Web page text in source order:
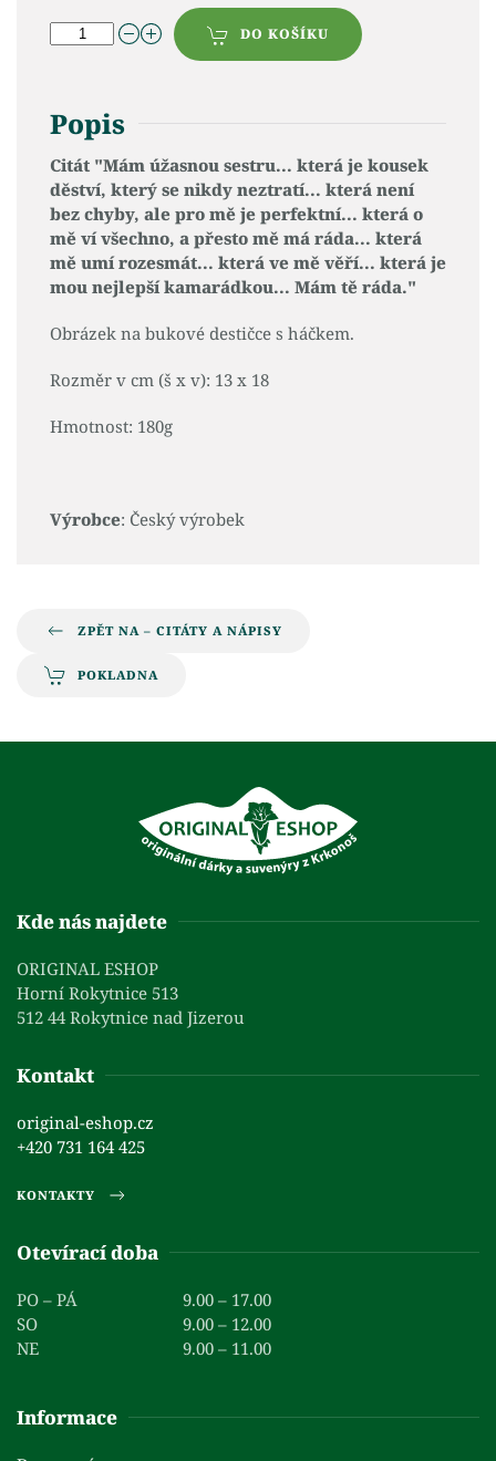
DO KOŠÍKU
Popis
Citát "Mám úžasnou sestru... která je kousek
děství, který se nikdy neztratí... která není
bez chyby, ale pro mě je perfektní... která o
mě ví všechno, a přesto mě má ráda... která
mě umí rozesmát... která ve mě věří... která je
mou nejlepší kamarádkou... Mám tě ráda."
Obrázek na bukové destičce s háčkem.
Rozměr v cm (š x v): 13 x 18
Hmotnost: 180g
Výrobce: Český výrobek
ZPĚT NA – CITÁTY A NÁPISY
POKLADNA
Kde nás najdete
ORIGINAL ESHOP
Horní Rokytnice 513
512 44 Rokytnice nad Jizerou
Kontakt
original-eshop.cz
+420 731 164 425
KONTAKTY
Otevírací doba
PO – PÁ
9.00 – 17.00
SO
9.00 – 12.00
NE
9.00 – 11.00
Informace